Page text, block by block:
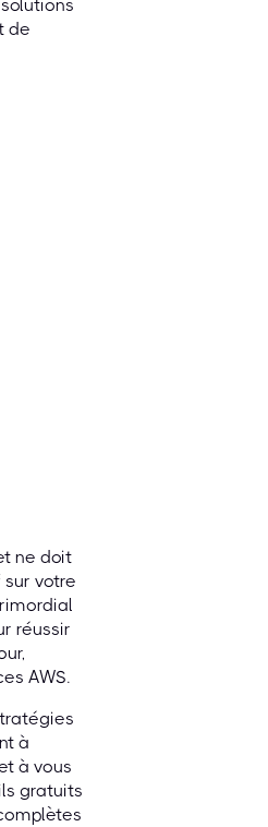
de
ne doit
votre
réussir
AWS.
à
à vous
gratuits